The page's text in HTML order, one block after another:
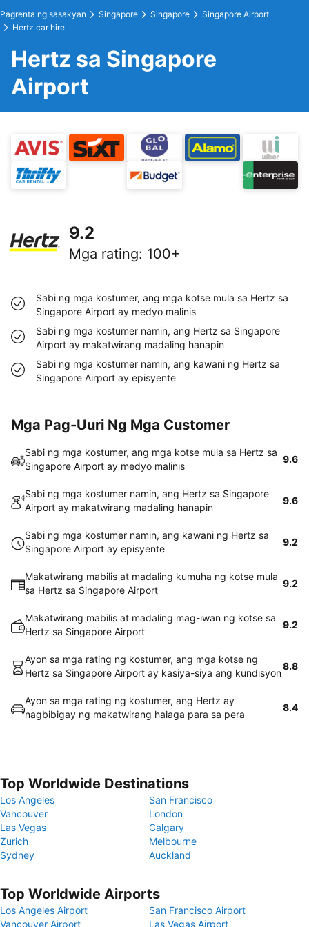
Pagrenta ng sasakyan Singapore Singapore
Singapore Airport
Hertz car hire
Hertz sa Singapore
Airport
9.2
Mga rating: 100+
Sabi ng mga kostumer, ang mga kotse mula sa Hertz sa
Singapore Airport ay medyo malinis
Sabi ng mga kostumer namin, ang Hertz sa Singapore
Airport ay makatwirang madaling hanapin
Sabi ng mga kostumer namin, ang kawani ng Hertz sa
Singapore Airport ay episyente
Mga Pag-Uuri Ng Mga Customer
Sabi ng mga kostumer, ang mga kotse mula sa Hertz sa
Singapore Airport ay medyo malinis
9.6
Sabi ng mga kostumer namin, ang Hertz sa Singapore
Airport ay makatwirang madaling hanapin
9.6
Sabi ng mga kostumer namin, ang kawani ng Hertz sa
Singapore Airport ay episyente
9.2
Makatwirang mabilis at madaling kumuha ng kotse mula
sa Hertz sa Singapore Airport
9.2
Makatwirang mabilis at madaling mag-iwan ng kotse sa
Hertz sa Singapore Airport
9.2
Ayon sa mga rating ng kostumer, ang mga kotse ng
Hertz sa Singapore Airport ay kasiya-siya ang kundisyon
8.8
Ayon sa mga rating ng kostumer, ang Hertz ay
nagbibigay ng makatwirang halaga para sa pera
8.4
Top Worldwide Destinations
Los Angeles
San Francisco
Vancouver
London
Las Vegas
Calgary
Zurich
Melbourne
Sydney
Auckland
Top Worldwide Airports
Los Angeles Airport
San Francisco Airport
Vancouver Airport
Las Vegas Airport